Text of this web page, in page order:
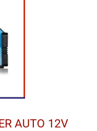
AUTO 12V